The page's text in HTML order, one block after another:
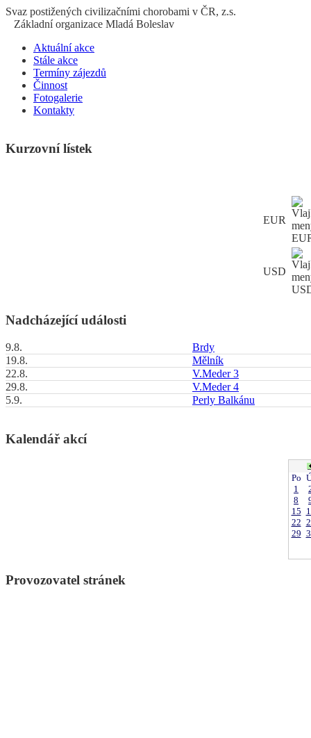
Svaz postižených civilizačními chorobami v ČR, z.s.
Základní organizace Mladá Boleslav
Aktuální akce
Stále akce
Termíny zájezdů
Činnost
Fotogalerie
Kontakty
Kurzovní lístek
EUR
USD
Nadcházející události
9.8.
Brdy
19.8.
Mělník
22.8.
V.Meder 3
29.8.
V.Meder 4
5.9.
Perly Balkánu
Kalendář akcí
Po
1
8
15
22
29
Provozovatel stránek